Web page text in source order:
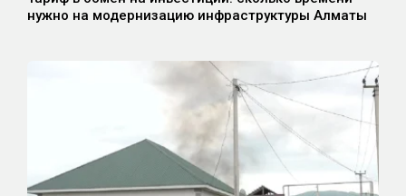
нужно на модернизацию инфраструктуры Алматы